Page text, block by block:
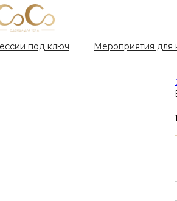
под ключ Мероприятия для